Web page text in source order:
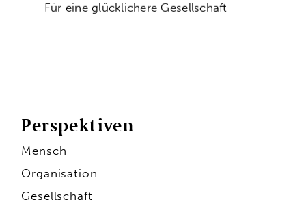
Für eine glücklichere Gesellschaft
Perspektiven
Mensch
Organisation
Gesellschaft